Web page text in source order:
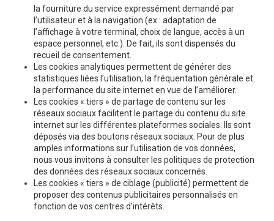
la fourniture du service expressément demandé par
l’utilisateur et à la navigation (ex : adaptation de
l’affichage à votre terminal, choix de langue, accès à un
espace personnel, etc.). De fait, ils sont dispensés du
recueil de consentement.
Les cookies analytiques permettent de générer des
statistiques liées l’utilisation, la fréquentation générale et
la performance du site internet en vue de l’améliorer.
Les cookies « tiers » de partage de contenu sur les
réseaux sociaux facilitent le partage du contenu du site
internet sur les différentes plateformes sociales. Ils sont
déposés via des boutons réseaux sociaux. Pour de plus
amples informations sur l’utilisation de vos données,
nous vous invitons à consulter les politiques de protection
des données des réseaux sociaux concernés.
Les cookies « tiers » de ciblage (publicité) permettent de
proposer des contenus publicitaires personnalisés en
fonction de vos centres d’intérêts.